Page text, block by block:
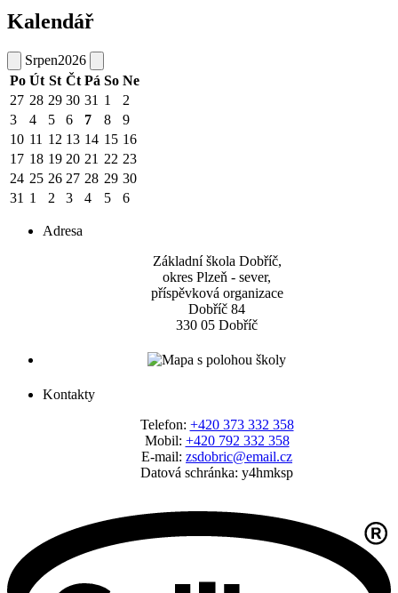
Kalendář
Srpen2026
Po Út St Čt Pá So Ne
27 28 29 30 31 1
2
3
4 5 6 7 8
9
10 11 12 13 14 15 16
17 18 19 20 21 22 23
24 25 26 27 28 29 30
31 1 2 3 4 5 6
Adresa
Základní škola Dobříč,
okres Plzeň - sever,
příspěvková organizace
Dobříč 84
330 05 Dobříč
Kontakty
Telefon: +420 373 332 358
Mobil: +420 792 332 358
E-mail: zsdobric@email.cz
Datová schránka: y4hmksp